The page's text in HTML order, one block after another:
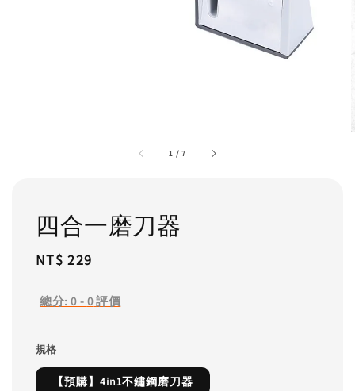
1 /7
四合一磨刀器
Regular
NT$ 229
總分:0 - 0評價
規格
【預購】4in1不鏽鋼磨刀器